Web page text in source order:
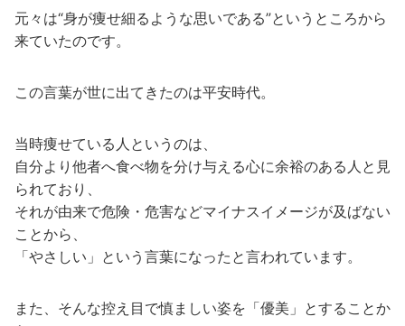
元々は“身が痩せ細るような思いである”というところから
来ていたのです。
この言葉が世に出てきたのは平安時代。
当時痩せている人というのは、
自分より他者へ食べ物を分け与える心に余裕のある人と見
られており、
それが由来で危険・危害などマイナスイメージが及ばない
ことから、
「やさしい」という言葉になったと言われています。
また、そんな控え目で慎ましい姿を「優美」とすることか